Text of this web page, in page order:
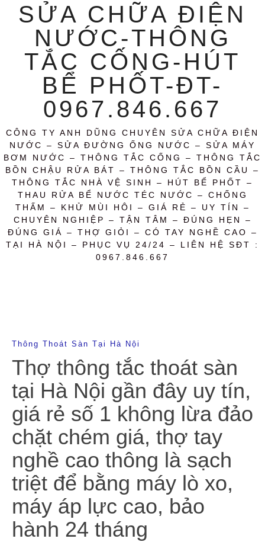
SỬA CHỮA ĐIỆN
NƯỚC-THÔNG
TẮC CỐNG-HÚT
BỂ PHỐT-ĐT-
0967.846.667
CÔNG TY ANH DŨNG CHUYÊN SỬA CHỮA ĐIỆN
NƯỚC – SỬA ĐƯỜNG ỐNG NƯỚC – SỬA MÁY
BƠM NƯỚC – THÔNG TẮC CỐNG – THÔNG TẮC
BỒN CHẬU RỬA BÁT – THÔNG TẮC BỒN CẦU –
THÔNG TẮC NHÀ VỆ SINH – HÚT BỂ PHỐT –
THAU RỬA BỂ NƯỚC TÉC NƯỚC – CHỐNG
THẤM – KHỬ MÙI HÔI – GIÁ RẺ – UY TÍN –
CHUYÊN NGHIỆP – TẬN TÂM – ĐÚNG HẸN –
ĐÚNG GIÁ – THỢ GIỎI – CÓ TAY NGHỀ CAO –
TẠI HÀ NỘI – PHỤC VỤ 24/24 – LIÊN HỆ SĐT :
0967.846.667
Thông Thoát Sàn Tại Hà Nội
Thợ thông tắc thoát sàn
tại Hà Nội gần đây uy tín,
giá rẻ số 1 không lừa đảo
chặt chém giá, thợ tay
nghề cao thông là sạch
triệt để bằng máy lò xo,
máy áp lực cao, bảo
hành 24 tháng